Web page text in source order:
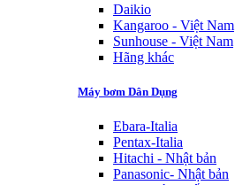
Daikio
Kangaroo - Việt Nam
Sunhouse - Việt Nam
Hãng khác
Máy bơm Dân Dụng
Ebara-Italia
Pentax-Italia
Hitachi - Nhật bản
Panasonic- Nhật bản